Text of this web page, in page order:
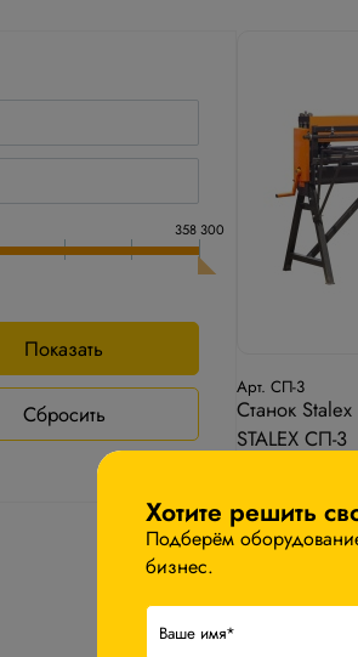
358 300
Арт. СП-3
Станок
STALEX СП-3
201 000 ₽
Хотите решить
Подберём
бизнес.